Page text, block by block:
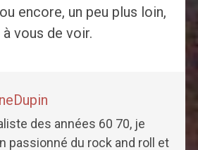
encore, un peu plus loin,
à vous de voir.
des années 60 70, je
passionné du rock and roll et